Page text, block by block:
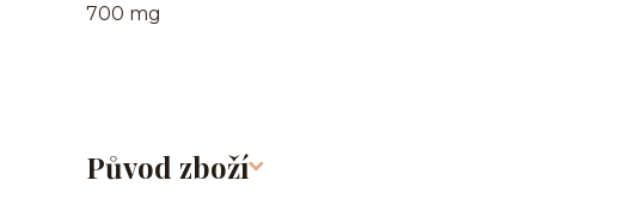
700 mg
Původ zboží